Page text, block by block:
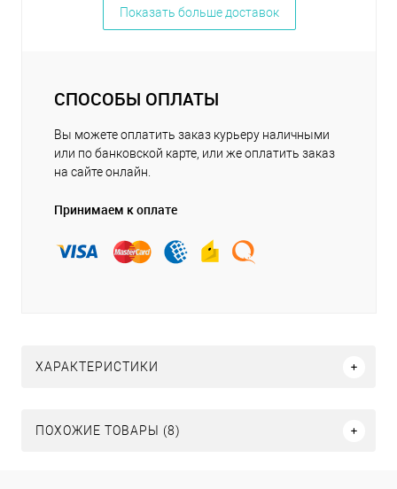
Показать больше доставок
СПОСОБЫ ОПЛАТЫ
Вы можете оплатить заказ курьеру наличными
или по банковской карте, или же оплатить заказ
на сайте онлайн.
Принимаем к оплате
ХАРАКТЕРИСТИКИ
ПОХОЖИЕ ТОВАРЫ (8)